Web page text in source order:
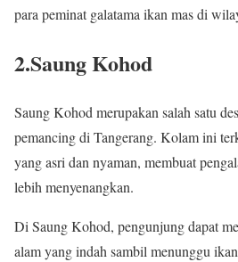
para peminat galatama ikan mas di
2.Saung Kohod
Saung Kohod merupakan salah satu
pemancing di Tangerang. Kolam ini
yang asri dan nyaman, membuat
lebih menyenangkan.
Di Saung Kohod, pengunjung dapat
alam yang indah sambil menunggu